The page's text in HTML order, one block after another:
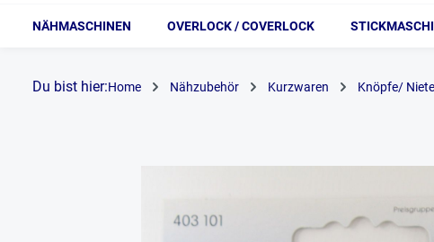
NÄHMASCHINEN OVERLOCK / COVERLOCK
Du bist hier:Home Nähzubehör Kurzwaren Knöpfe/